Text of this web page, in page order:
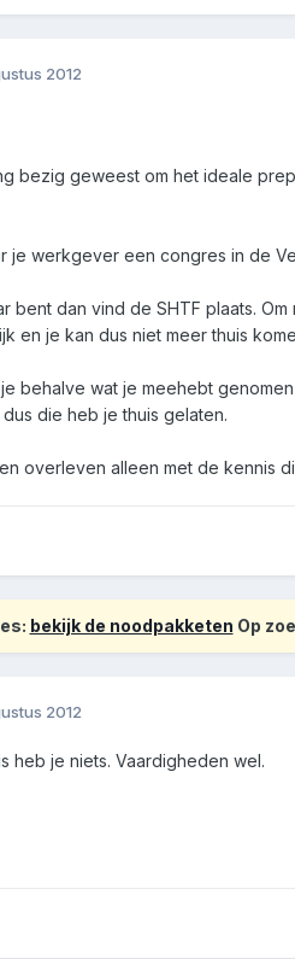
2012
bezig geweest om het ideale
je werkgever een congres in de
bent dan vind de SHTF plaats.
en je kan dus niet meer thuis
behalve wat je meehebt
die heb je thuis gelaten.
overleven alleen met de kennis
bekijk de noodpakketen Op
2012
heb je niets. Vaardigheden wel.